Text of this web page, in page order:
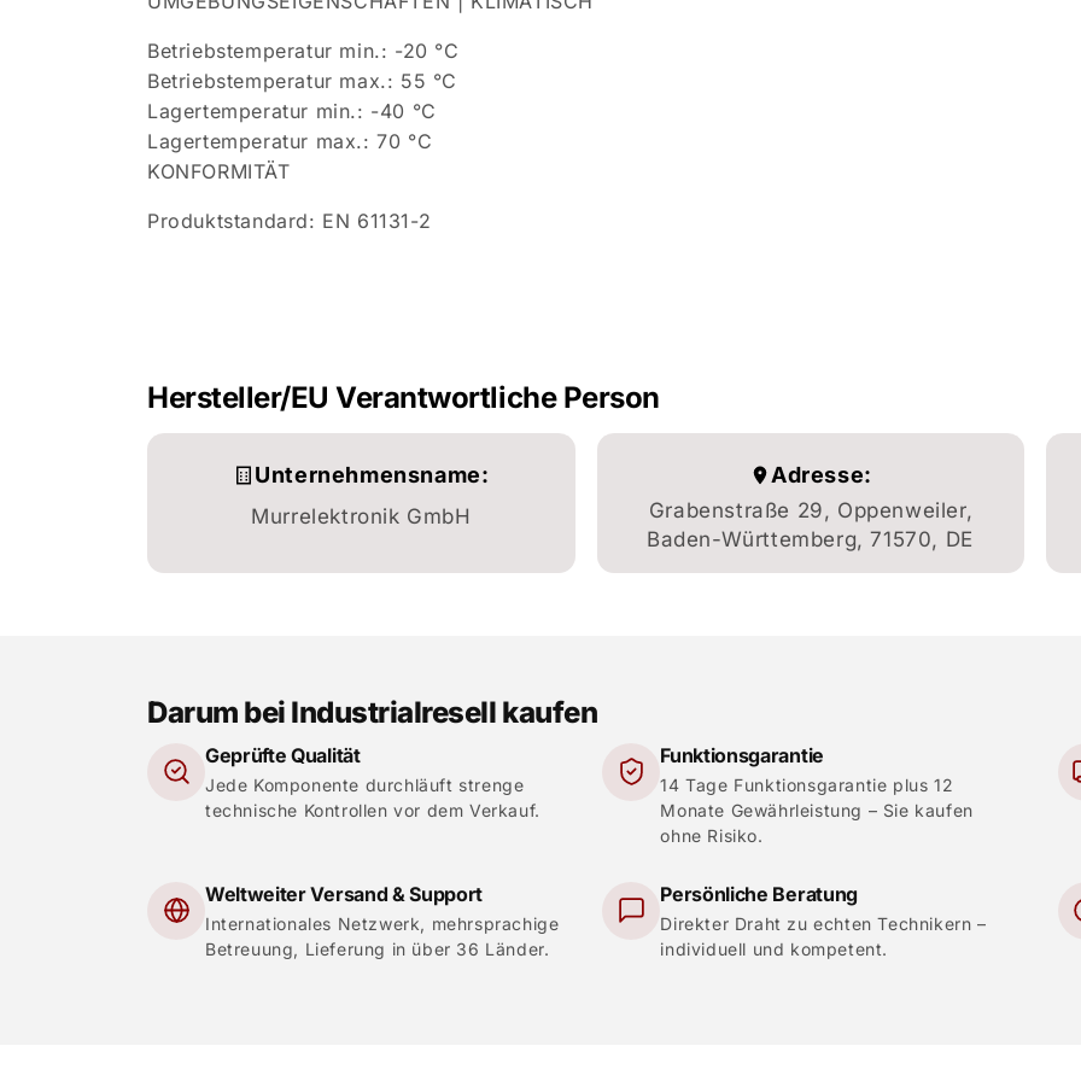
Betriebstemperatur min.: -20 °C
Betriebstemperatur max.: 55 °C
Lagertemperatur min.: -40 °C
Lagertemperatur max.: 70 °C
KONFORMITÄT
Produktstandard: EN 61131-2
Hersteller/EU Verantwortliche Person
Unternehmensname:
Murrelektronik GmbH
Adresse:
Grabenstraße 29, Oppenweiler,
Baden-Württemberg, 71570, DE
Darum bei Industrialresell kaufen
Geprüfte Qualität
Jede Komponente durchläuft strenge
technische Kontrollen vor dem Verkauf.
Funktionsgarantie
14 Tage Funktionsgarantie plus 12
Monate Gewährleistung – Sie kaufen
ohne Risiko.
Weltweiter Versand & Support
Internationales Netzwerk, mehrsprachige
Betreuung, Lieferung in über 36 Länder.
Persönliche Beratung
Direkter Draht zu echten Technikern –
individuell und kompetent.